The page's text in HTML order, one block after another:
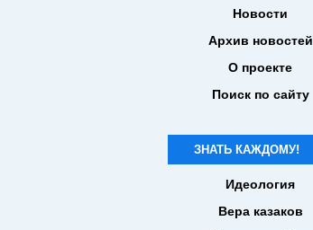
Новости
Архив новостей
О проекте
Поиск по сайту
ЗНАТЬ КАЖДОМУ!
Идеология
Вера казаков